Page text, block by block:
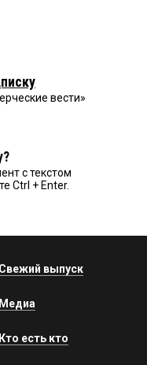
вести»
с текстом
Ctrl + Enter.
Свежий выпуск
Медиа
Кто есть кто